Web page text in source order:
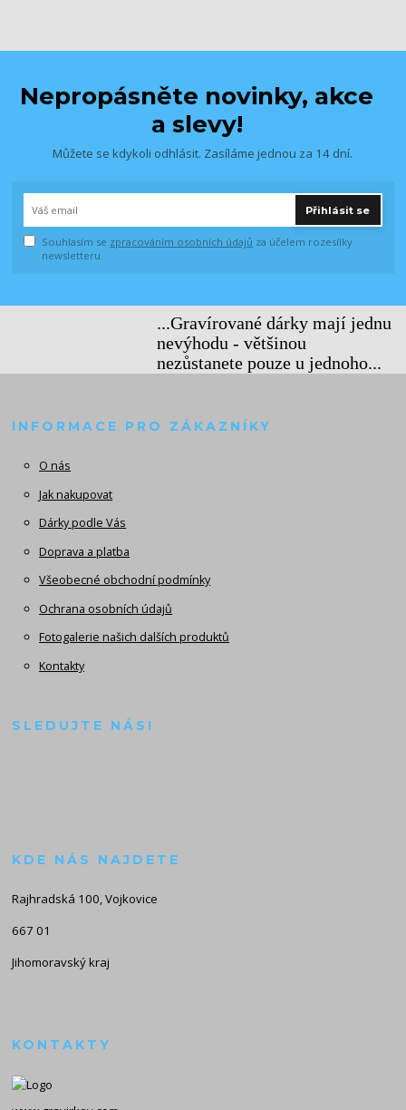
Nepropásněte novinky, akce
a slevy!
Můžete se kdykoli odhlásit. Zasíláme jednou za 14 dní.
Přihlásit se
Souhlasím se zpracováním osobních údajů za účelem rozesílky
newsletteru.
...Gravírované dárky mají jednu
nevýhodu - většinou
nezůstanete pouze u jednoho...
INFORMACE PRO ZÁKAZNÍKY
O nás
Jak nakupovat
Dárky podle Vás
Doprava a platba
Všeobecné obchodní podmínky
Ochrana osobních údajů
Fotogalerie našich dalších produktů
Kontakty
SLEDUJTE NÁS!
KDE NÁS NAJDETE
Rajhradská 100, Vojkovice
667 01
Jihomoravský kraj
KONTAKTY